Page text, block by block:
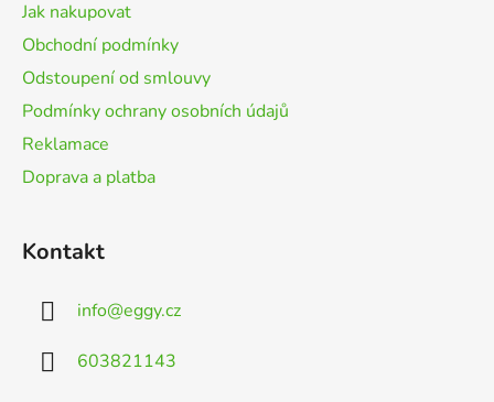
Jak nakupovat
Obchodní podmínky
Odstoupení od smlouvy
Podmínky ochrany osobních údajů
Reklamace
Doprava a platba
Kontakt
info@eggy.cz
603821143